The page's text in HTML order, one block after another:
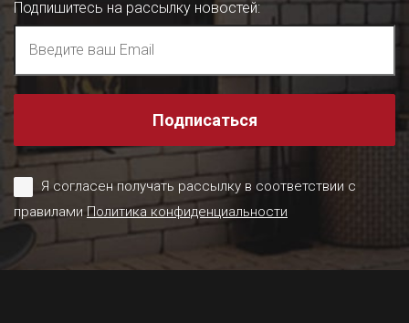
Подпишитесь на рассылку новостей:
Подписаться
Я согласен получать рассылку в соответствии с
правиламиПолитика конфиденциальности